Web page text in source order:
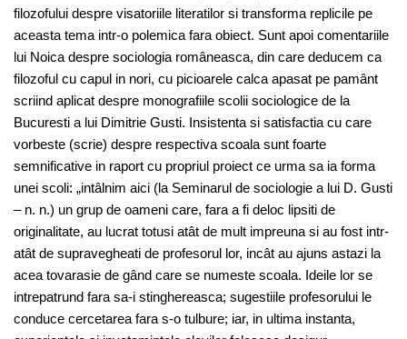
filozofului despre visatoriile literatilor si transforma replicile pe
aceasta tema intr-o polemica fara obiect. Sunt apoi comentariile
lui Noica despre sociologia româneasca, din care deducem ca
filozoful cu capul in nori, cu picioarele calca apasat pe pamânt
scriind aplicat despre monografiile scolii sociologice de la
Bucuresti a lui Dimitrie Gusti. Insistenta si satisfactia cu care
vorbeste (scrie) despre respectiva scoala sunt foarte
semnificative in raport cu propriul proiect ce urma sa ia forma
unei scoli: „intâlnim aici (la Seminarul de sociologie a lui D. Gusti
– n. n.) un grup de oameni care, fara a fi deloc lipsiti de
originalitate, au lucrat totusi atât de mult impreuna si au fost intr-
atât de supravegheati de profesorul lor, incât au ajuns astazi la
acea tovarasie de gând care se numeste scoala. Ideile lor se
intrepatrund fara sa-i stinghereasca; sugestiile profesorului le
conduce cercetarea fara s-o tulbure; iar, in ultima instanta,